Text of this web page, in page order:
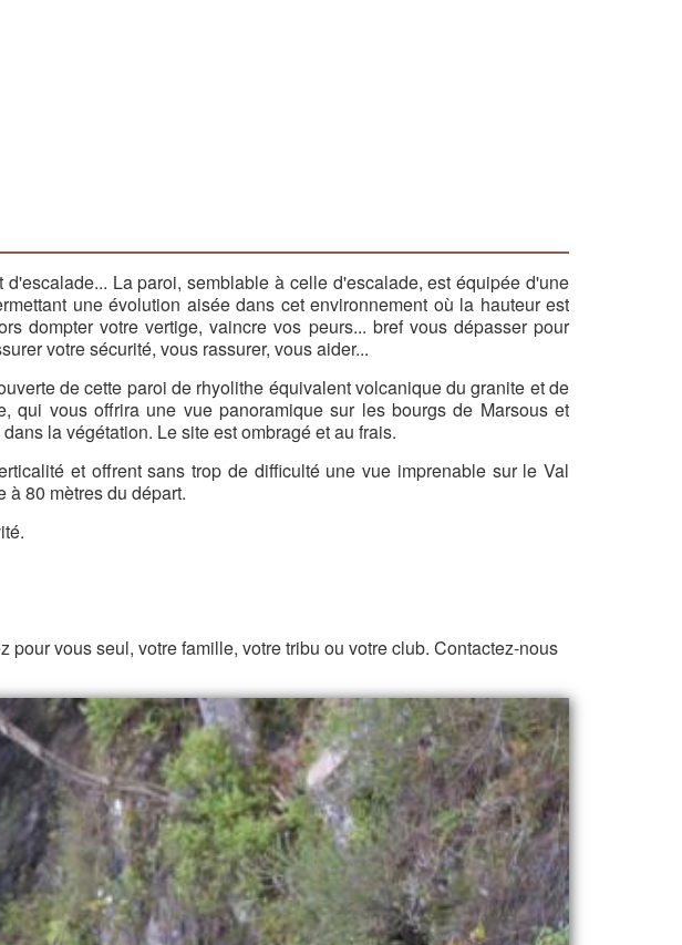
La paroi, semblable à celle d'escalade, est équipée d'une
une évolution aisée dans cet environnement où la hauteur est
dompter votre vertige, vaincre vos peurs... bref vous dépasser pour
votre sécurité, vous rassurer, vous aider...
de cette paroi de rhyolithe équivalent volcanique du granite et de
qui vous offrira une vue panoramique sur les bourgs de Marsous et
la végétation. Le site est ombragé et au frais.
et offrent sans trop de difficulté une vue imprenable sur le Val
80 mètres du départ.
vous seul, votre famille, votre tribu ou votre club. Contactez-nous